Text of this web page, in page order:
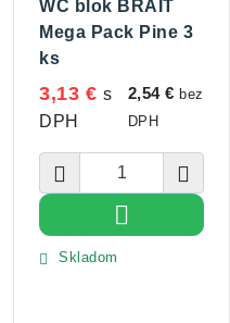
WC blok BRAIT
Mega Pack Pine 3
ks
3,13 € s
DPH
2,54 €bez
DPH
 

 Skladom